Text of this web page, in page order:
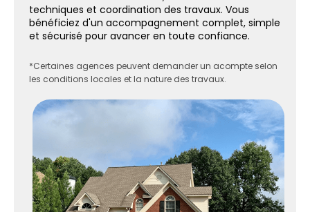
techniques et coordination des travaux. Vous
bénéficiez d'un accompagnement complet, simple
et sécurisé pour avancer en toute confiance.
*Certaines agences peuvent demander un acompte selon
les conditions locales et la nature des travaux.